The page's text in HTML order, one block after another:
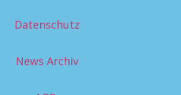
Datenschutz
News Archiv